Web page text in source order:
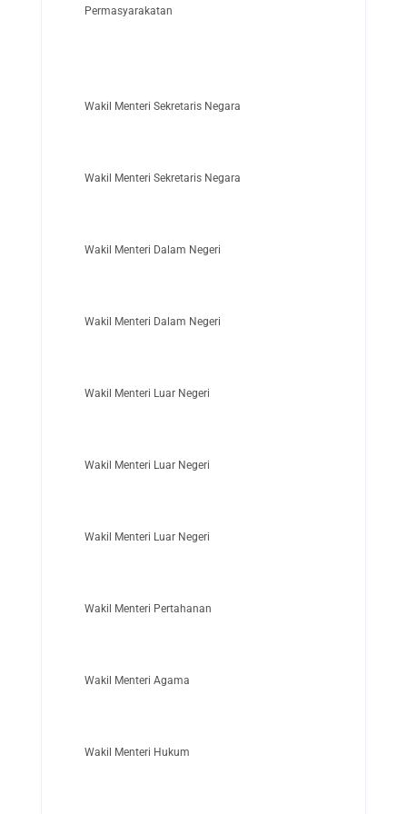
Permasyarakatan
Wakil Menteri Sekretaris Negara
Wakil Menteri Sekretaris Negara
Wakil Menteri Dalam Negeri
Wakil Menteri Dalam Negeri
Wakil Menteri Luar Negeri
Wakil Menteri Luar Negeri
Wakil Menteri Luar Negeri
Wakil Menteri Pertahanan
Wakil Menteri Agama
Wakil Menteri Hukum